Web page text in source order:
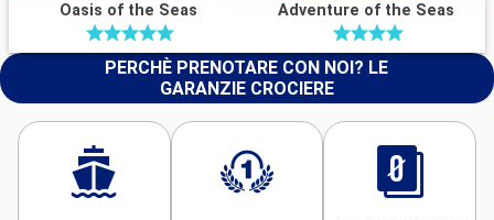
Oasis of the Seas Adventure of the Seas
PERCHÈ PRENOTARE CON NOI? LE
GARANZIE CROCIERE